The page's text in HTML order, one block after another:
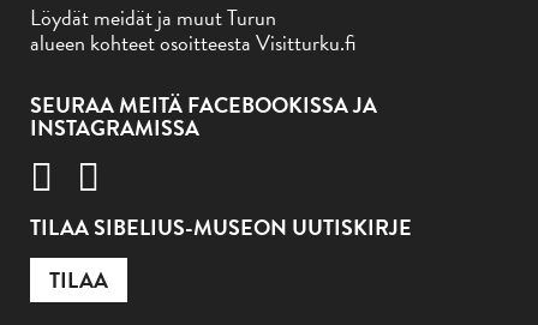
Löydät meidät ja muut Turun
alueen kohteet osoitteesta Visitturku.fi
SEURAA MEITÄ FACEBOOKISSA JA
INSTAGRAMISSA
TILAA SIBELIUS-MUSEON UUTISKIRJE
TILAA